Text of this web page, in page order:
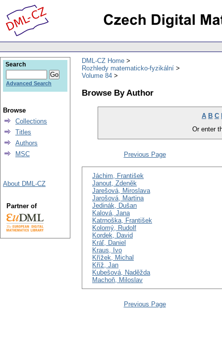
DML-CZ Home
Rozhledy matematicko-fyzikální
Volume 84
Browse By Author
A B C
Or enter
Previous Page
Jáchim, František
Janout, Zdeněk
Jarešová, Miroslava
Jarošová, Martina
Jedinák, Dušan
Kalová, Jana
Katrnoška, František
Kolomý, Rudolf
Kordek, David
Kráľ, Daniel
Kraus, Ivo
Křížek, Michal
Kříž, Jan
Kubešová, Naděžda
Machoň, Miloslav
Previous Page
Search
Advanced Search
Browse
Collections
Titles
Authors
MSC
About DML-CZ
Partner of